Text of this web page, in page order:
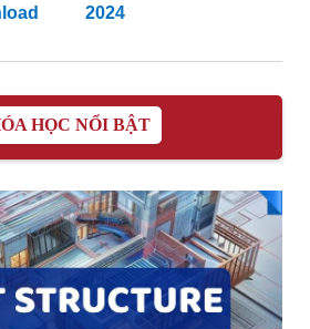
2024
HỌC NỔI BẬT